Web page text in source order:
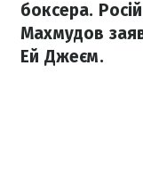
боксера.
Махмудов
Ей Джеєм.